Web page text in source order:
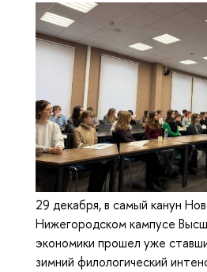
29 декабря, в самый канун
Нижегородском кампусе
экономики прошел уже
зимний филологический